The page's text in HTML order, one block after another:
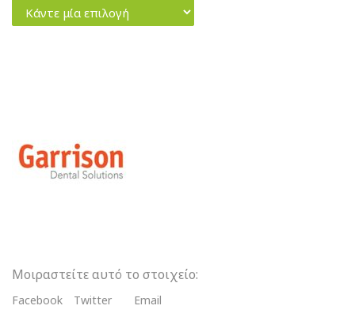
Κάντε μία επιλογή
Μοιραστείτε αυτό το στοιχείο:
Facebook Twitter Email